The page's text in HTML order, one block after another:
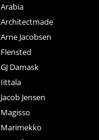
Arabia
Architectmade
Arne Jacobsen
Flensted
GJ Damask
Iittala
Jacob Jensen
Magisso
Marimekko